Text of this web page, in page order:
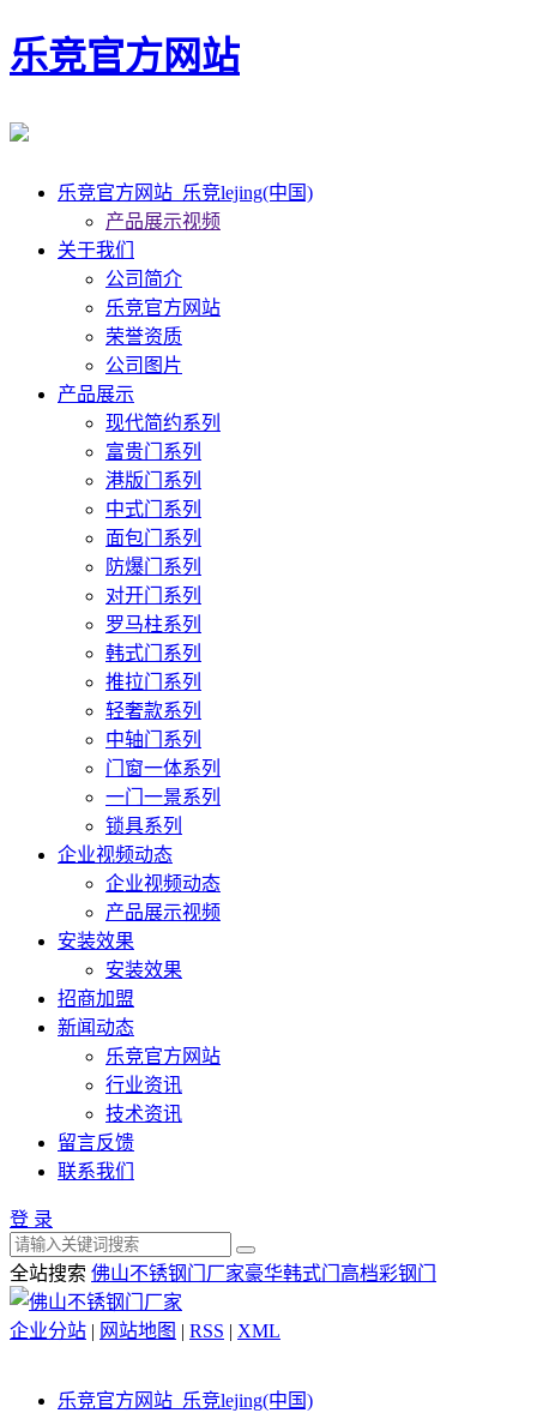
乐竞官方网站
乐竞官方网站_乐竞lejing(中国)
产品展示视频
关于我们
公司简介
乐竞官方网站
荣誉资质
公司图片
产品展示
现代简约系列
富贵门系列
港版门系列
中式门系列
面包门系列
防爆门系列
对开门系列
罗马柱系列
韩式门系列
推拉门系列
轻奢款系列
中轴门系列
门窗一体系列
一门一景系列
锁具系列
企业视频动态
企业视频动态
产品展示视频
安装效果
安装效果
招商加盟
新闻动态
乐竞官方网站
行业资讯
技术资讯
留言反馈
联系我们
登 录
全站搜索 佛山不锈钢门厂家豪华韩式门 高档彩钢门
企业分站 | 网站地图 | RSS | XML
乐竞官方网站_乐竞lejing(中国)